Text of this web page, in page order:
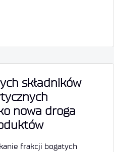
składników
nowa droga
frakcji bogatych